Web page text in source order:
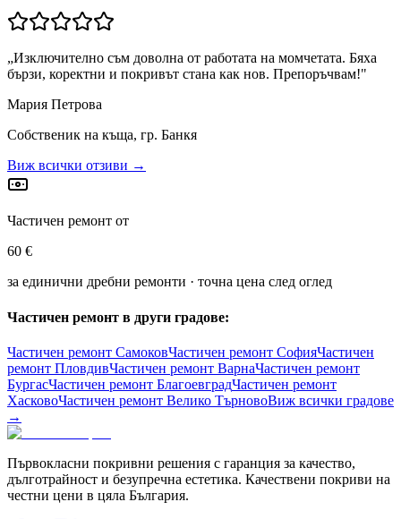
„Изключително съм доволна от работата на момчетата. Бяха
бързи, коректни и покривът стана как нов. Препоръчвам!"
Мария Петрова
Собственик на къща, гр. Банкя
Виж всички отзиви →
Частичен ремонт от
60 €
за единични дребни ремонти · точна цена след оглед
Частичен ремонт в други градове:
Частичен ремонт СамоковЧастичен ремонт СофияЧастичен
ремонт ПловдивЧастичен ремонт ВарнаЧастичен ремонт
БургасЧастичен ремонт БлагоевградЧастичен ремонт
ХасковоЧастичен ремонт Велико ТърновоВиж всички градове
→
Първокласни покривни решения с гаранция за качество,
дълготрайност и безупречна естетика. Качествени покриви на
честни цени в цяла България.